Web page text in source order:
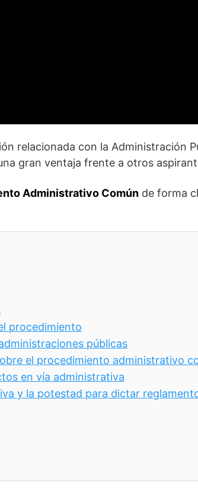
relacionada con la Administración
gran ventaja frente a otros
Administrativo Común de forma
procedimiento
públicas
el procedimiento administrativo
en vía administrativa
y la potestad para dictar